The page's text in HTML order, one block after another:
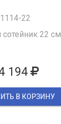
1114-22
22 см.
194
В КОРЗИНУ